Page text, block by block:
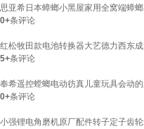
思亚希日本蟑螂小黑屋家用全窝端蟑
0+条评论
红松牧田款电池转换器大艺德力西东
5+条评论
奉希遥控螳螂电动彷真儿童玩具会动
0+条评论
小强锂电角磨机原厂配件转子定子齿